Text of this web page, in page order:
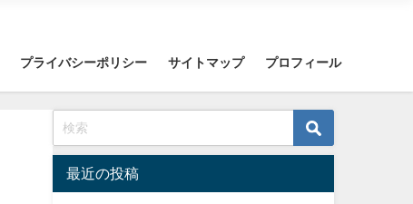
プライバシーポリシー サイトマップ プロフィール
最近の投稿